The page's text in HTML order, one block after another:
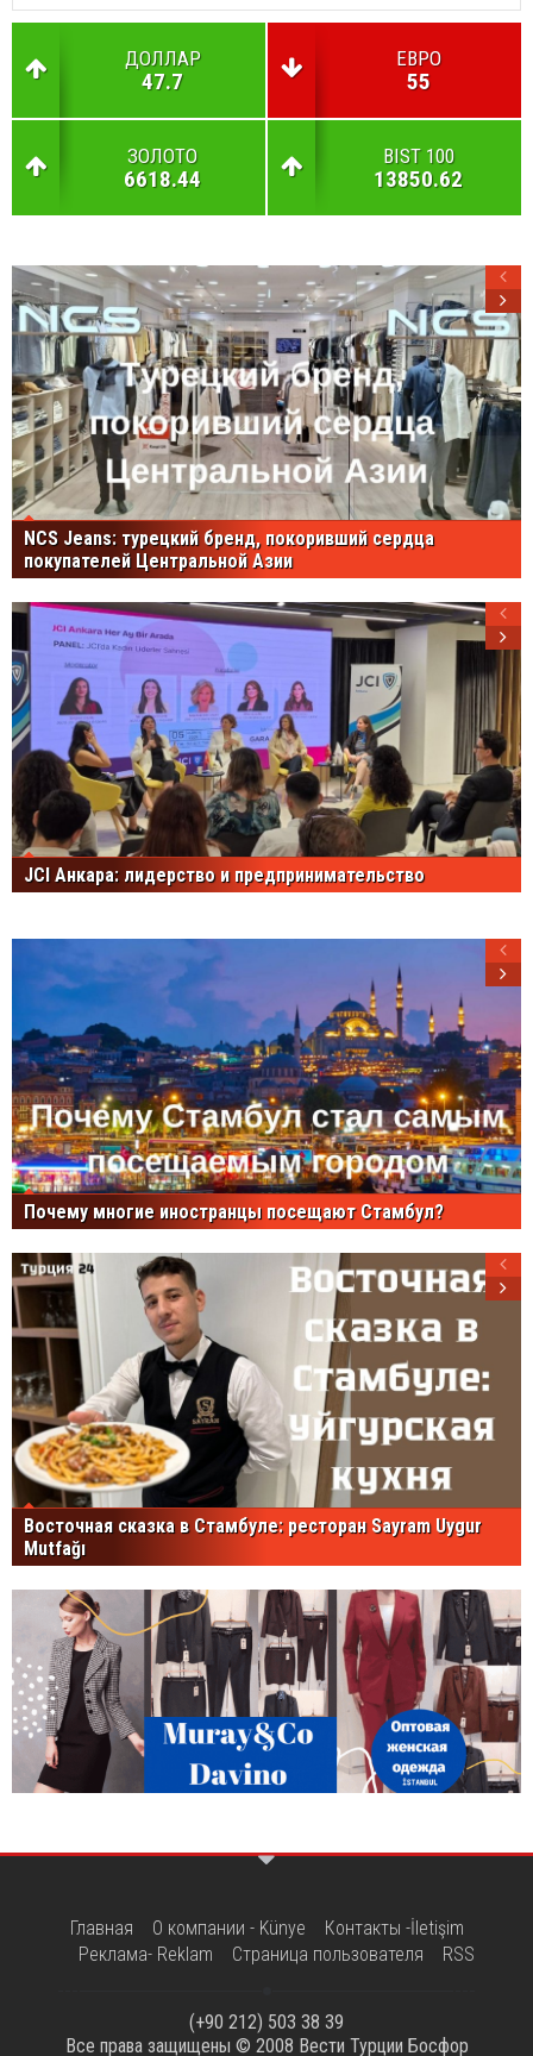
ДОЛЛАР
47.7
ЕВРО
55
ЗОЛОТО
6618.44
BIST 100
13850.62
NCS Jeans: турецкий бренд, покоривший сердца
покупателей Центральной Азии
JCI Анкара: лидерство и предпринимательство
Почему многие иностранцы посещают Стамбул?
Восточная сказка в Стамбуле: ресторан Sayram Uygur
Mutfağı
Главная О компании - Künye
Контакты -İletişim
Реклама- Reklam
Страница пользователя RSS
(+90 212) 503 38 39
Все права защищены © 2008 Вести Турции Босфор